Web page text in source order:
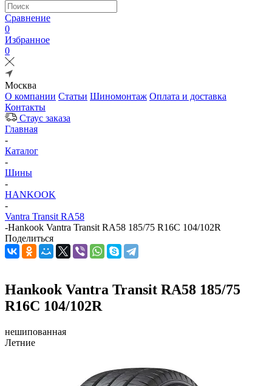
Сравнение
0
Избранное
0
Москва
О компании Статьи Шиномонтаж Оплата и доставка
Контакты
Стаус заказа
Главная
-
Каталог
-
Шины
-
HANKOOK
-
Vantra Transit RA58
-Hankook Vantra Transit RA58 185/75 R16C 104/102R
Поделиться
Hankook Vantra Transit RA58 185/75
R16C 104/102R
нешипованная
Летние